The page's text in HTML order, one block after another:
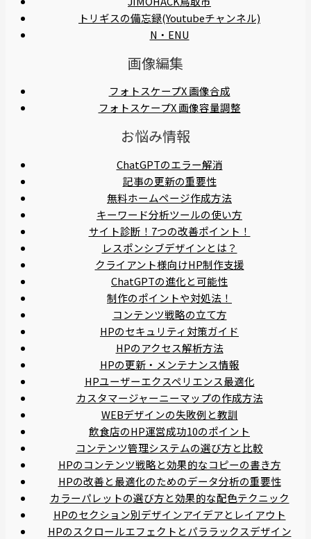
トリギスの備忘録(Youtubeチャンネル)
N・ENU
画像編集
フォトスケープX 画像合成
フォトスケープX 画像容量調整
お悩み情報
ChatGPTのエラー解消
記事の更新の重要性
無料ホームページ作成方法
キーワード分析ツールの使い方
サイト診断！7つの改善ポイント！
レスポンシブデザインとは？
クライアント様向けHP制作支援
ChatGPTの進化と可能性
制作のポイントや対処法！
コンテンツ戦略の立て方
HPのセキュリティ対策ガイド
HPのアクセス解析方法
HPの更新・メンテナンス情報
HPユーザーエクスペリエンス最適化
カスタマージャーニーマップの作成方法
WEBデザインの失敗例と教訓
飲食店のHP運営成功10のポイント
コンテンツ管理システムの選び方と比較
HPのコンテンツ戦略と効果的なコピーの書き方
HPの改善と最適化のためのデータ分析の重要性
カラーパレットの選び方と効果的な配色テクニック
HPのセクション別デザインアイデアとレイアウト
HPのスクロールエフェクトとパララックスデザイン